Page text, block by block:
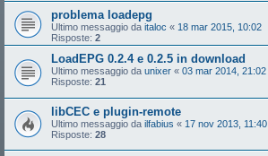
problema loadepg
Ultimo messaggio da italoc « 18 mar 2015, 10:02
Risposte: 2
LoadEPG 0.2.4 e 0.2.5 in download
Ultimo messaggio da unixer « 03 mar 2014, 21:02
Risposte: 21
libCEC e plugin-remote
Ultimo messaggio da ilfabius « 17 nov 2013, 11:40
Risposte: 28